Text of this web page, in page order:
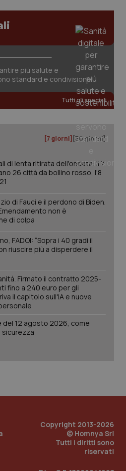
più salute e
standard e condivisione
Tutti gli speciali
[7 giorni] [30 giorni]
di lenta ritirata dell'ondata: il 7
26 città da bollino rosso, l'8
di Fauci e il perdono di Biden.
non è
di colpa
FADOI: “Sopra i 40 gradi il
riuscire più a disperdere il
Firmato il contratto 2025-
fino a 240 euro per gli
il capitolo sull'IA e nuove
del 12 agosto 2026, come
sicurezza
Copyright 2013-2026
© Homnya Srl
Tutti i diritti sono
riservati
www.quotidianosanita.it
Google LLC
.quotidianosanita.it
1
mese